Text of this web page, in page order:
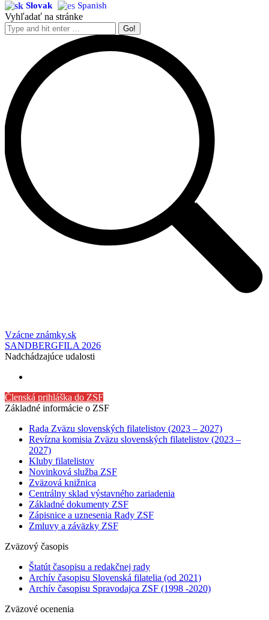
Slovak
Spanish
Vyhľadať na stránke
Search:
Vzácne známky.sk
SANDBERGFILA 2026
Nadchádzajúce udalosti
Členská prihláška do ZSF
Základné informácie o ZSF
Rada Zväzu slovenských filatelistov (2023 – 2027)
Revízna komisia Zväzu slovenských filatelistov (2023 –
2027)
Kluby filatelistov
Novinková služba ZSF
Zväzová knižnica
Centrálny sklad výstavného zariadenia
Základné dokumenty ZSF
Zápisnice a uznesenia Rady ZSF
Zmluvy a záväzky ZSF
Zväzový časopis
Štatút časopisu a redakčnej rady
Archív časopisu Slovenská filatelia (od 2021)
Archív časopisu Spravodajca ZSF (1998 -2020)
Zväzové ocenenia